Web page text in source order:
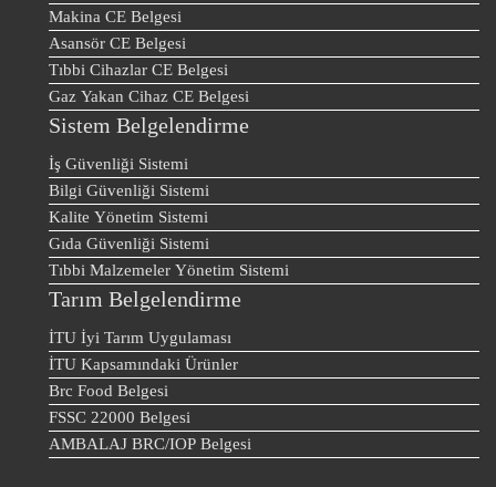
Makina CE Belgesi
Asansör CE Belgesi
Tıbbi Cihazlar CE Belgesi
Gaz Yakan Cihaz CE Belgesi
Sistem Belgelendirme
İş Güvenliği Sistemi
Bilgi Güvenliği Sistemi
Kalite Yönetim Sistemi
Gıda Güvenliği Sistemi
Tıbbi Malzemeler Yönetim Sistemi
Tarım Belgelendirme
İTU İyi Tarım Uygulaması
İTU Kapsamındaki Ürünler
Brc Food Belgesi
FSSC 22000 Belgesi
AMBALAJ BRC/IOP Belgesi